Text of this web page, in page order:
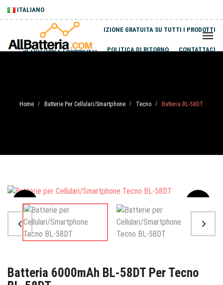
ITALIANO
SPEDIZIONE GRATUITA SU TUTTI I PRODOTTI
SPEDIZIONI E PAGAMENTI POLITICA DI RITORNO CONTATTACI
Home / Batterie Per Cellulari/Smartphone / Tecno / Batteria BL-58DT
Sale
Batteria 6000mAh BL-58DT Per Tecno